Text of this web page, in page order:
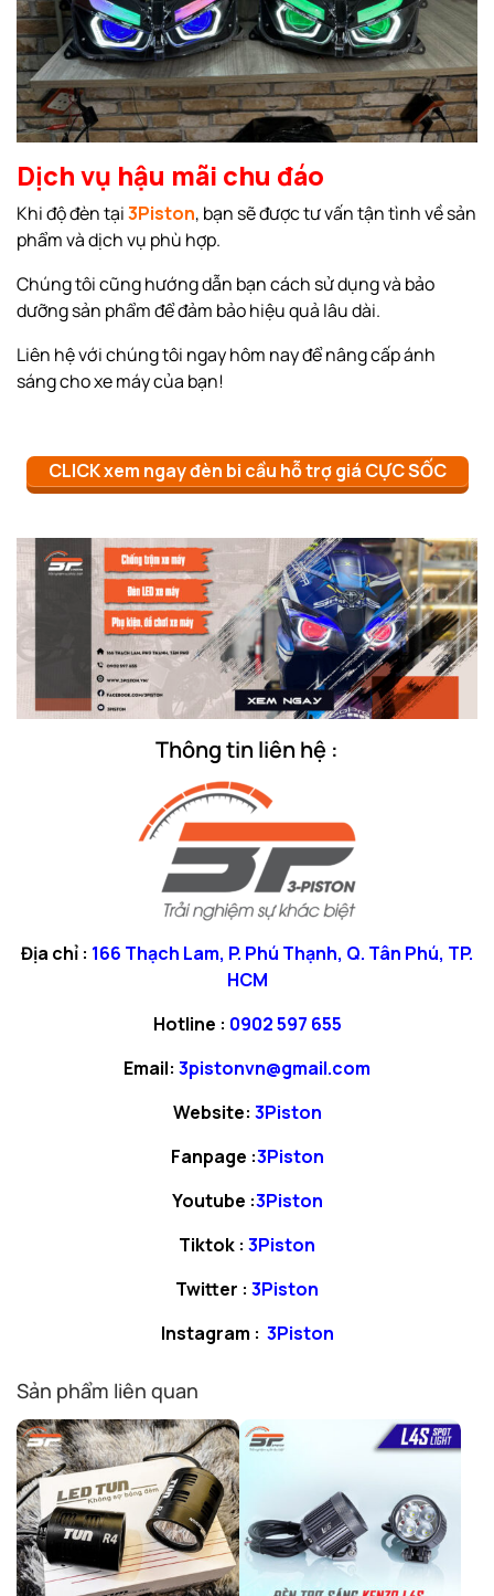
Dịch vụ hậu mãi chu đáo
Khi độ đèn tại3Piston, bạn sẽ được tư vấn tận tình về sản
phẩm và dịch vụ phù hợp.
Chúng tôi cũng hướng dẫn bạn cách sử dụng và bảo
dưỡng sản phẩm để đảm bảo hiệu quả lâu dài.
Liên hệ với chúng tôi ngay hôm nay để nâng cấp ánh
sáng cho xe máy của bạn!
CLICK xem ngay đèn bi cầu hỗ trợ giá CỰC SỐC
Thông tin liên hệ :
Địa chỉ : 166 Thạch Lam, P. Phú Thạnh, Q. Tân Phú, TP.
HCM
Hotline : 0902 597 655
Email: 3pistonvn@gmail.com
Website: 3Piston
Fanpage :3Piston
Youtube :3Piston
Tiktok : 3Piston
Twitter : 3Piston
Instagram : 3Piston
Sản phẩm liên quan